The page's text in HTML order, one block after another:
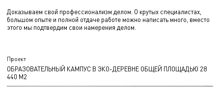
Доказываем свой профессионализм делом. О крутых специалистах,
большом опыте и полной отдаче работе можно написать много, вместо
этого мы подтвердим свои намерения делом.
Проект
ОБРАЗОВАТЕЛЬНЫЙ КАМПУС В ЭКО-ДЕРЕВНЕ ОБЩЕЙ ПЛОЩАДЬЮ 28
440 М2